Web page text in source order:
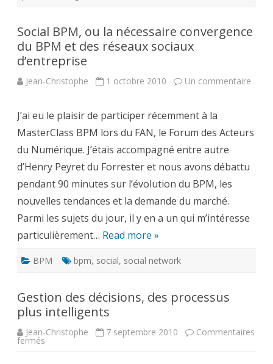
Social BPM, ou la nécessaire convergence
du BPM et des réseaux sociaux
d’entreprise
Jean-Christophe 1 octobre 2010 Un commentaire
du
J’ai eu le plaisir de participer récemment à la
MasterClass BPM lors du FAN, le Forum des Acteurs
du Numérique. J’étais accompagné entre autre
d’Henry Peyret du Forrester et nous avons débattu
pendant 90 minutes sur l’évolution du BPM, les
nouvelles tendances et la demande du marché.
Parmi les sujets du jour, il y en a un qui m’intéresse
particulièrement… Read more »
BPM bpm, social, social network
Gestion des décisions, des processus
plus intelligents
Jean-Christophe 7 septembre 2010 Commentaires
fermés